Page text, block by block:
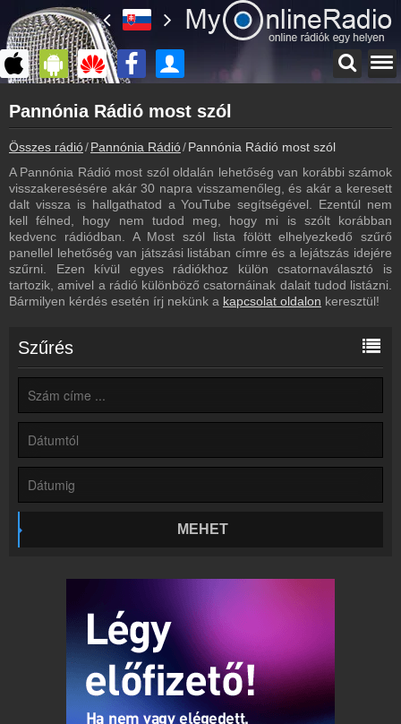
myonlineradio.hu
Pannónia Rádió
Vissza a Pannónia Rádió oldalára
Bejelentkezés
Hozz létre saját fiókot!
Műsorújság
Pannónia Rádió műsorai
Hírek
Pannónia Rádió kapcsolatos hírek
Írj nekünk!
Partnerek
Rádiós partnerek
Rádió beágyazás
Ágyazd be weboldaladba
Online rádió készítés
Készítés lépésről lépésre
Pannónia Rádió most szól
Összes rádió Pannónia Rádió Pannónia Rádió most szól
A Pannónia Rádió most szól oldalán lehetőség van korábbi számok
visszakeresésére akár 30 napra visszamenőleg, és akár a keresett
dalt vissza is hallgathatod a YouTube segítségével. Ezentúl nem
kell félned, hogy nem tudod meg, hogy mi is szólt korábban
kedvenc rádiódban. A Most szól lista fölött elhelyezkedő szűrő
panellel lehetőség van játszási listában címre és a lejátszás idejére
szűrni. Ezen kívül egyes rádiókhoz külön csatornaválasztó is
tartozik, amivel a rádió különböző csatornáinak dalait tudod listázni.
Bármilyen kérdés esetén írj nekünk a kapcsolat oldalon keresztül!
Szűrés
MEHET